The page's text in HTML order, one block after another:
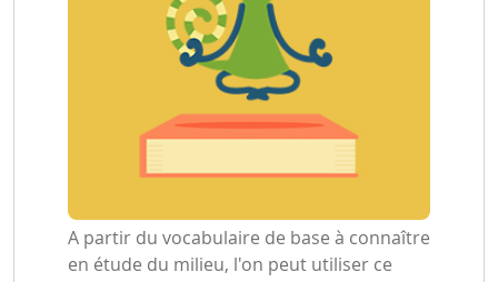
A partir du vocabulaire de base à connaître
en étude du milieu, l'on peut utiliser ce